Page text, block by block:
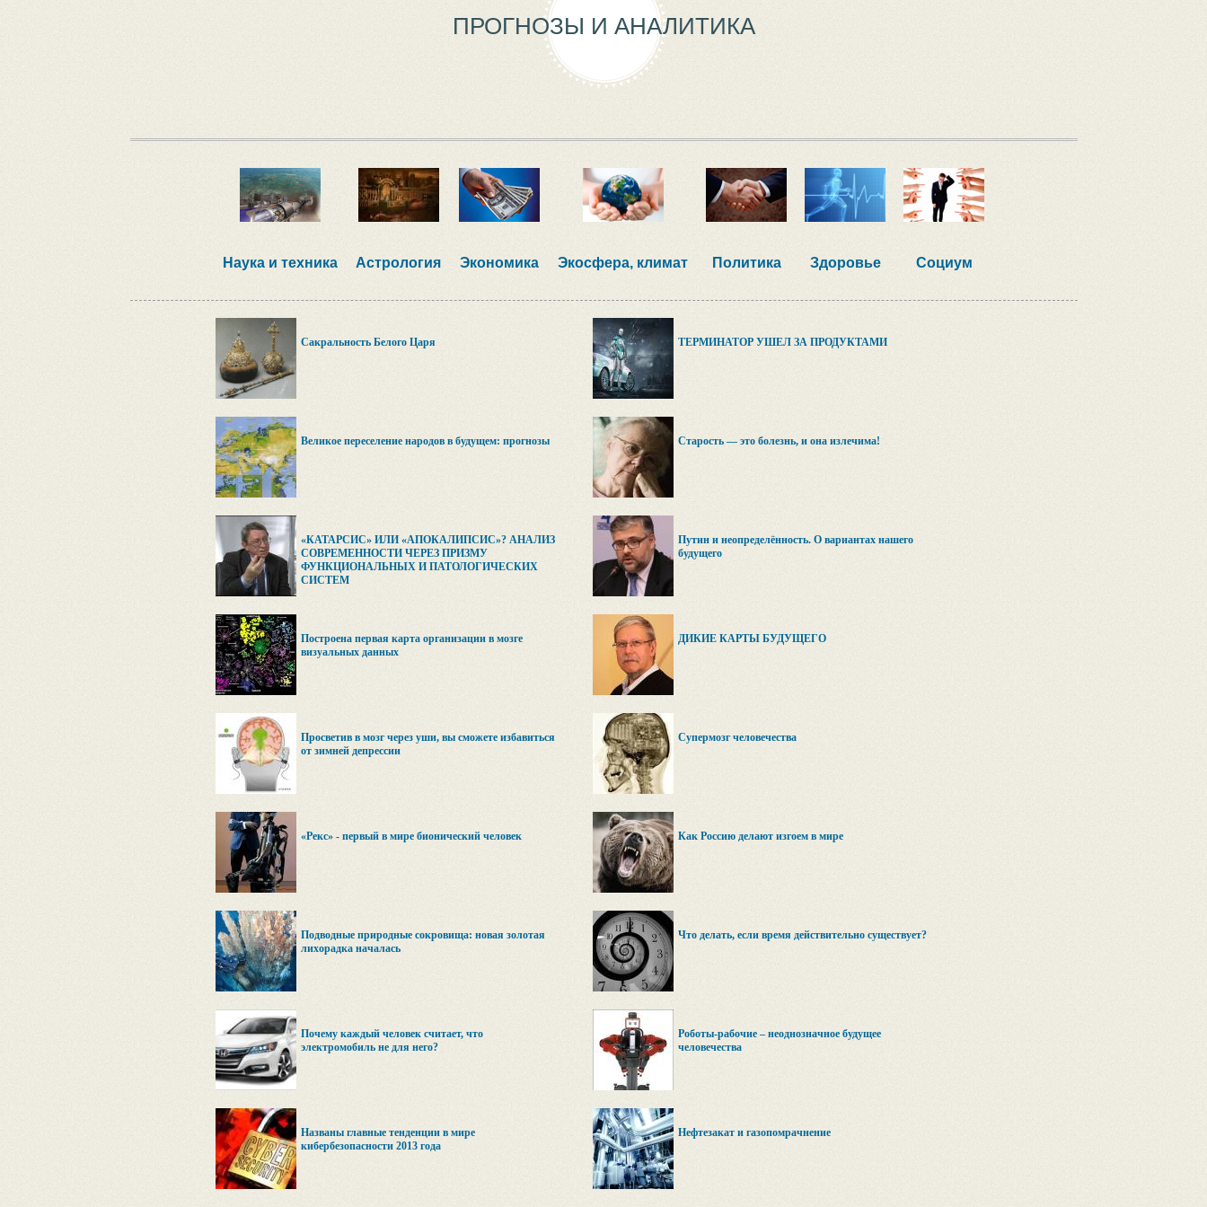
ПРОГНОЗЫ И АНАЛИТИКА
Наука и техника Астрология Экономика Экосфера, климат Политика Здоровье Социум
Сакральность Белого Царя ТЕРМИНАТОР УШЕЛ ЗА ПРОДУКТАМИ
Великое переселение народов в будущем: прогнозы Старость — это болезнь, и она излечима!
«КАТАРСИС» ИЛИ «АПОКАЛИПСИС»? АНАЛИЗ
СОВРЕМЕННОСТИ ЧЕРЕЗ ПРИЗМУ
ФУНКЦИОНАЛЬНЫХ И ПАТОЛОГИЧЕСКИХ
СИСТЕМ
Путин и неопределённость. О вариантах нашего
будущего
Построена первая карта организации в мозге
визуальных данных
ДИКИЕ КАРТЫ БУДУЩЕГО
Просветив в мозг через уши, вы сможете избавиться
от зимней депрессии
Супермозг человечества
«Рекс» - первый в мире бионический человек Как Россию делают изгоем в мире
Подводные природные сокровища: новая золотая
лихорадка началась
Что делать, если время действительно существует?
Почему каждый человек считает, что
электромобиль не для него?
Роботы-рабочие – неоднозначное будущее
человечества
Названы главные тенденции в мире
кибербезопасности 2013 года
Нефтезакат и газопомрачнение